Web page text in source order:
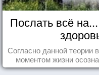
Послать всё
Согласно данной
моментом жизни
попробуем